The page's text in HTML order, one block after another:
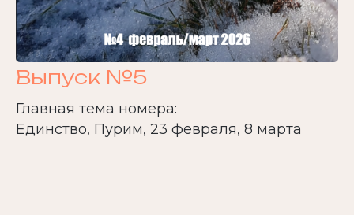
Выпуск №5
Главная тема номера:
Единство, Пурим, 23 февраля, 8 марта